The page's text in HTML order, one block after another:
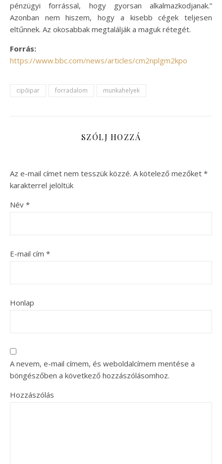
pénzügyi forrással, hogy gyorsan alkalmazkodjanak.”
Azonban nem hiszem, hogy a kisebb cégek teljesen
eltűnnek. Az okosabbak megtalálják a maguk rétegét.
Forrás:
https://www.bbc.com/news/articles/cm2nplgm2kpo
cipőipar forradalom munkahelyek
SZÓLJ HOZZÁ
Az e-mail címet nem tesszük közzé. A kötelező mezőket *
karakterrel jelöltük
Név *
E-mail cím *
Honlap
A nevem, e-mail címem, és weboldalcímem mentése a
böngészőben a következő hozzászólásomhoz.
Hozzászólás